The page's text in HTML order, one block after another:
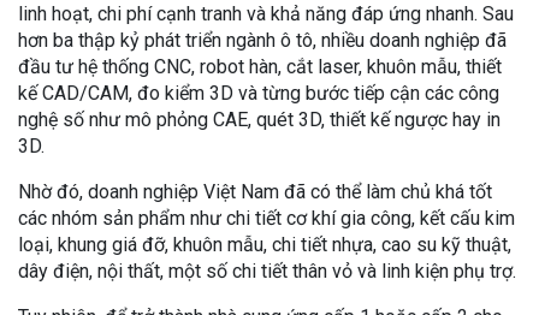
linh hoạt, chi phí cạnh tranh và khả năng đáp ứng nhanh. Sau
hơn ba thập kỷ phát triển ngành ô tô, nhiều doanh nghiệp đã
đầu tư hệ thống CNC, robot hàn, cắt laser, khuôn mẫu, thiết
kế CAD/CAM, đo kiểm 3D và từng bước tiếp cận các công
nghệ số như mô phỏng CAE, quét 3D, thiết kế ngược hay in
3D.
Nhờ đó, doanh nghiệp Việt Nam đã có thể làm chủ khá tốt
các nhóm sản phẩm như chi tiết cơ khí gia công, kết cấu kim
loại, khung giá đỡ, khuôn mẫu, chi tiết nhựa, cao su kỹ thuật,
dây điện, nội thất, một số chi tiết thân vỏ và linh kiện phụ trợ.